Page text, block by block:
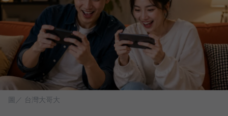
圖／ 台灣大哥大